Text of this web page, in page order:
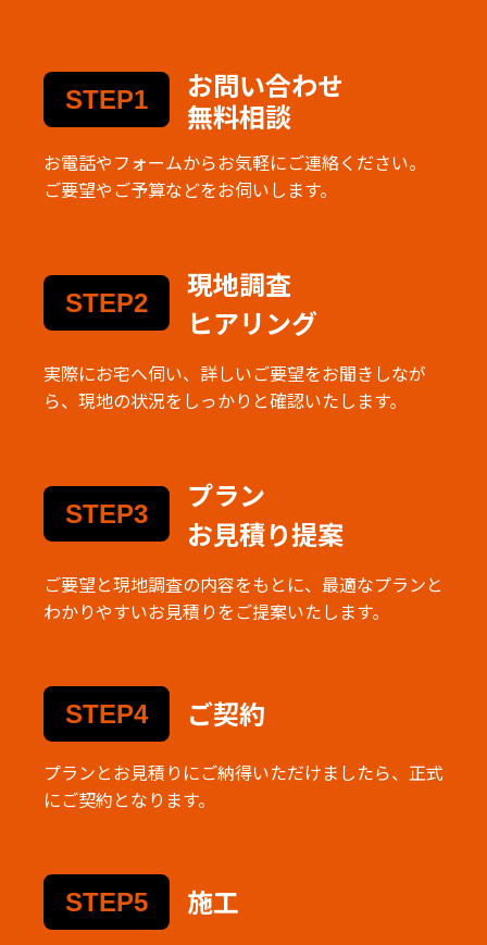
STEP1
お問い合わせ
無料相談
お電話やフォームからお気軽にご連絡ください。
ご要望やご予算などをお伺いします。
STEP2
現地調査
ヒアリング
実際にお宅へ伺い、詳しいご要望をお聞きしなが
ら、現地の状況をしっかりと確認いたします。
STEP3
プラン
お見積り提案
ご要望と現地調査の内容をもとに、最適なプランと
わかりやすいお見積りをご提案いたします。
STEP4 ご契約
プランとお見積りにご納得いただけましたら、正式
にご契約となります。
STEP5 施工